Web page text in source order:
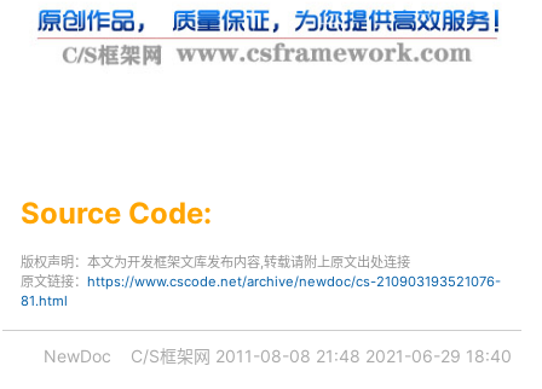
Source Code:
版权声明：本文为开发框架文库发布内容,转载请附上原文出处连接
原文链接： https://www.cscode.net/archive/newdoc/cs-210903193521076-
81.html
NewDoc C/S框架网 2011-08-08 21:48 2021-06-29 18:40